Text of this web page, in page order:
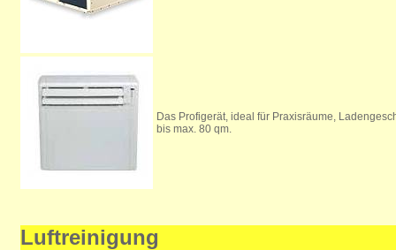
Das Profigerät, ideal für Praxisräume,
bis max. 80 qm.
Luftreinigung